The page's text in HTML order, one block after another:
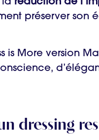
la réduction de
préserver son
is More version
dressing